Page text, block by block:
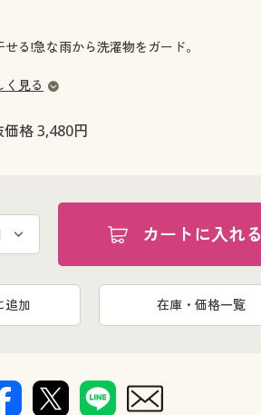
大きいサイズ 事務・制服
る!急な雨から洗濯物をガード。
く見る
価格 3,480円
カートに入れる
追加 在庫・価格一覧